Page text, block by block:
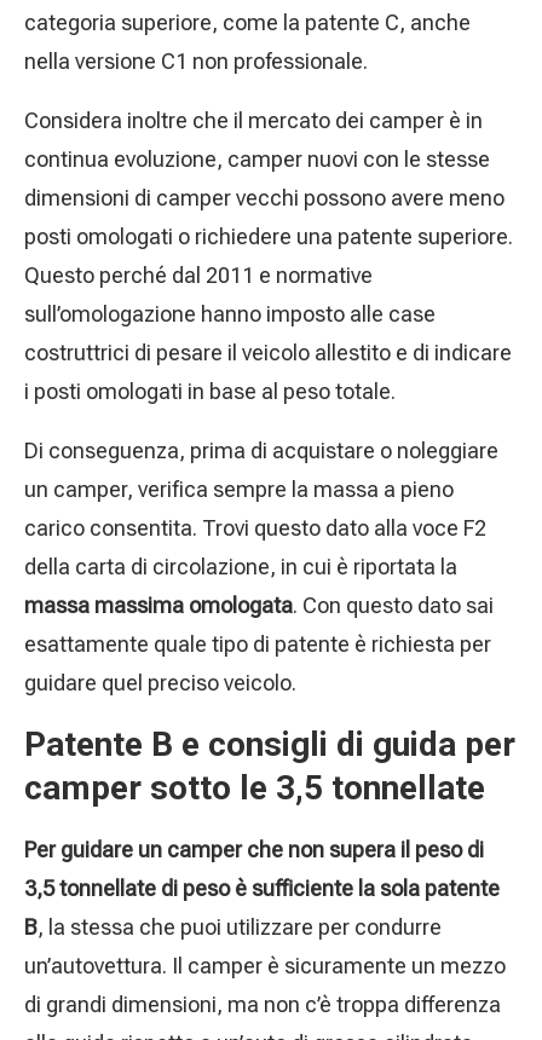
categoria superiore, come la patente C, anche
nella versione C1 non professionale.
Considera inoltre che il mercato dei camper è in
continua evoluzione, camper nuovi con le stesse
dimensioni di camper vecchi possono avere meno
posti omologati o richiedere una patente superiore.
Questo perché dal 2011 e normative
sull’omologazione hanno imposto alle case
costruttrici di pesare il veicolo allestito e di indicare
i posti omologati in base al peso totale.
Di conseguenza, prima di acquistare o noleggiare
un camper, verifica sempre la massa a pieno
carico consentita. Trovi questo dato alla voce F2
della carta di circolazione, in cui è riportata la
massa massima omologata. Con questo dato sai
esattamente quale tipo di patente è richiesta per
guidare quel preciso veicolo.
Patente B e consigli di guida per
camper sotto le 3,5 tonnellate
Per guidare un camper che non supera il peso di
3,5 tonnellate di peso è sufficiente la sola patente
B, la stessa che puoi utilizzare per condurre
un’autovettura. Il camper è sicuramente un mezzo
di grandi dimensioni, ma non c’è troppa differenza